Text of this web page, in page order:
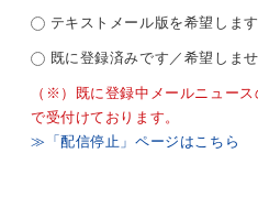
テキストメール版を希望します
既に登録済みです／希望しま
（※）既に登録中メールニュー
で受付けております。
≫「配信停止」ページはこちら